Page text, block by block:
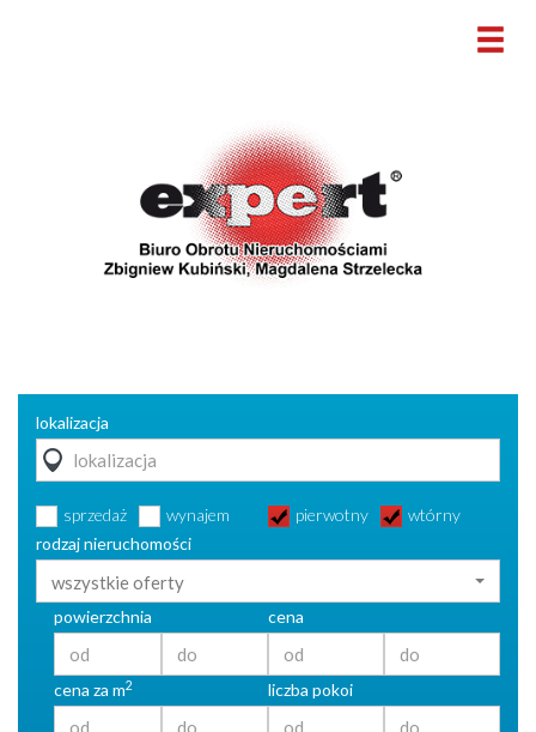
lokalizacja
sprzedaż wynajem pierwotny
wtórny
rodzaj nieruchomości
wszystkie oferty
powierzchnia cena
cena za m2 liczba pokoi